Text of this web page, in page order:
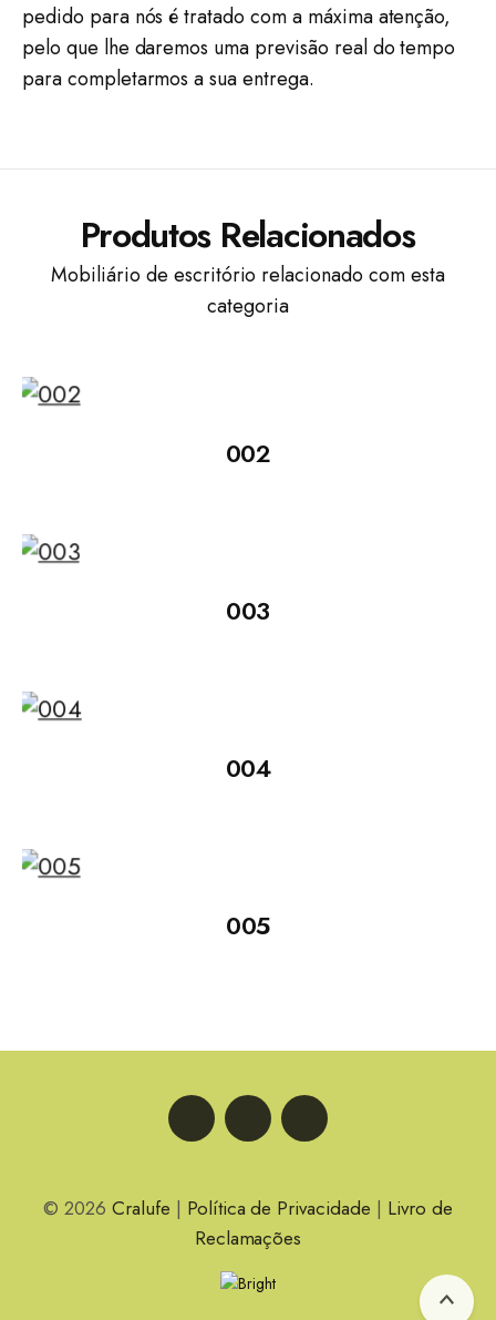
pedido para nós é tratado com a máxima atenção,
pelo que lhe daremos uma previsão real do tempo
para completarmos a sua entrega.
Produtos Relacionados
Mobiliário de escritório relacionado com esta
categoria
002
003
004
005
© 2026Cralufe | Política de Privacidade | Livro de
Reclamações